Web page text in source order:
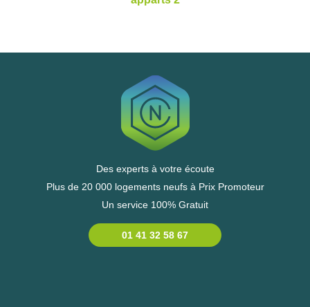
Des experts à votre écoute
Plus de 20 000 logements neufs à Prix Promoteur
Un service 100% Gratuit
01 41 32 58 67